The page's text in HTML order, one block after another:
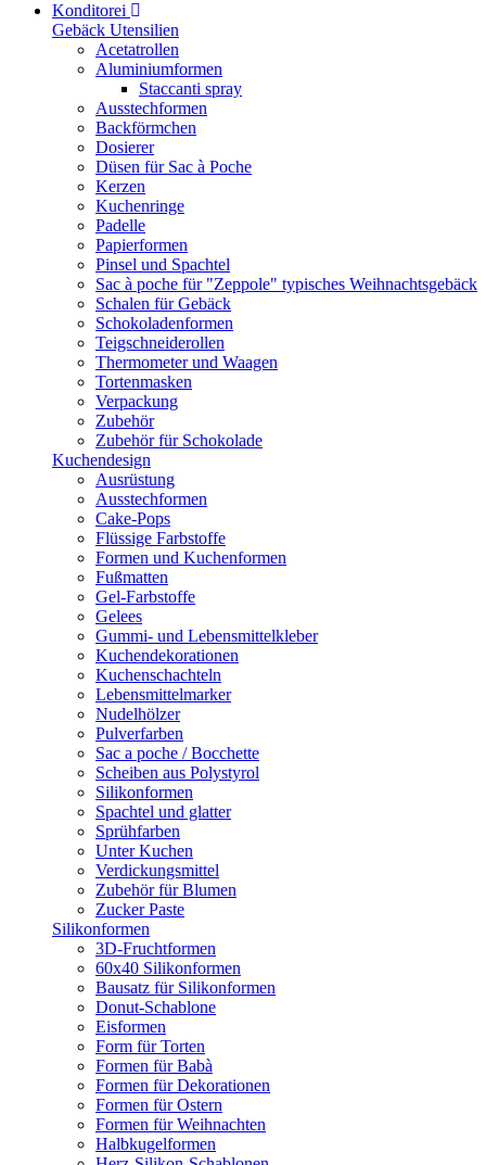
Konditorei
Gebäck Utensilien
Acetatrollen
Aluminiumformen
Staccanti spray
Ausstechformen
Backförmchen
Dosierer
Düsen für Sac à Poche
Kerzen
Kuchenringe
Padelle
Papierformen
Pinsel und Spachtel
Sac à poche für "Zeppole" typisches Weihnachtsgebäck
Schalen für Gebäck
Schokoladenformen
Teigschneiderollen
Thermometer und Waagen
Tortenmasken
Verpackung
Zubehör
Zubehör für Schokolade
Kuchendesign
Ausrüstung
Ausstechformen
Cake-Pops
Flüssige Farbstoffe
Formen und Kuchenformen
Fußmatten
Gel-Farbstoffe
Gelees
Gummi- und Lebensmittelkleber
Kuchendekorationen
Kuchenschachteln
Lebensmittelmarker
Nudelhölzer
Pulverfarben
Sac a poche / Bocchette
Scheiben aus Polystyrol
Silikonformen
Spachtel und glatter
Sprühfarben
Unter Kuchen
Verdickungsmittel
Zubehör für Blumen
Zucker Paste
Silikonformen
3D-Fruchtformen
60x40 Silikonformen
Bausatz für Silikonformen
Donut-Schablone
Eisformen
Form für Torten
Formen für Babà
Formen für Dekorationen
Formen für Ostern
Formen für Weihnachten
Halbkugelformen